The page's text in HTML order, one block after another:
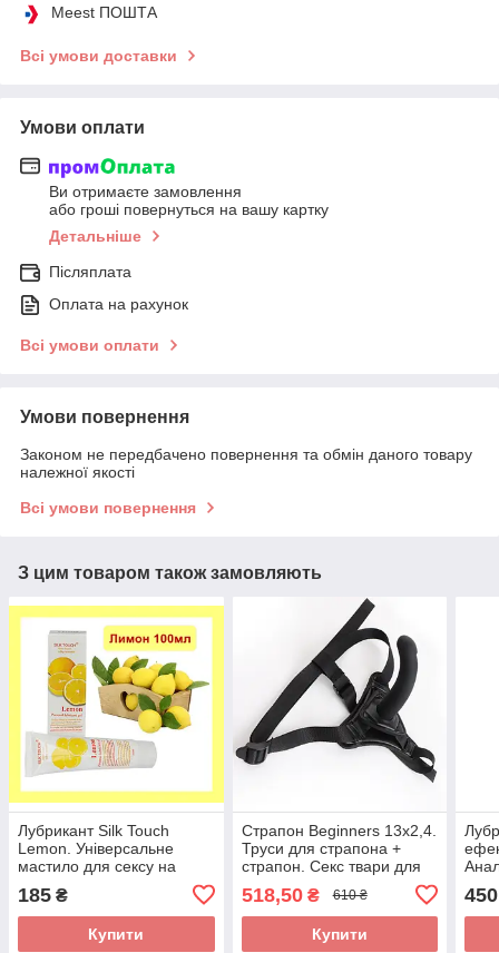
Meest ПОШТА
Всі умови доставки
Умови оплати
Ви отримаєте замовлення
або гроші повернуться на вашу картку
Детальніше
Післяплата
Оплата на рахунок
Всі умови оплати
Умови повернення
Законом не передбачено повернення та обмін даного товару
належної якості
Всі умови повернення
З цим товаром також замовляють
Лубрикант Silk Touch
Lemon. Універсальне
мастило для сексу на
ароматом лимону
185 ₴
Купити
Страпон Beginners 13х2,4.
Труси для страпона +
страпон. Секс твари для
518,50₴ 610 ₴
Купити
450